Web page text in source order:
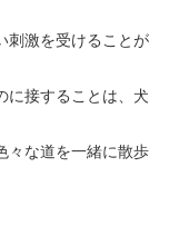
刺激を受けることが
に接することは、犬
々な道を一緒に散歩